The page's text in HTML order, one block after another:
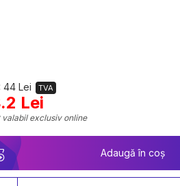
44 Lei TVA
Lei
valabil exclusiv online
Adaugă în coș